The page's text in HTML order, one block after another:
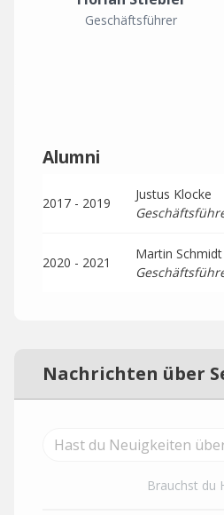
Geschäftsführer
Alumni
2017 - 2019
Justus Klocke
2020 - 2021
Martin Schmidt
Nachrichten über
Brauchst du